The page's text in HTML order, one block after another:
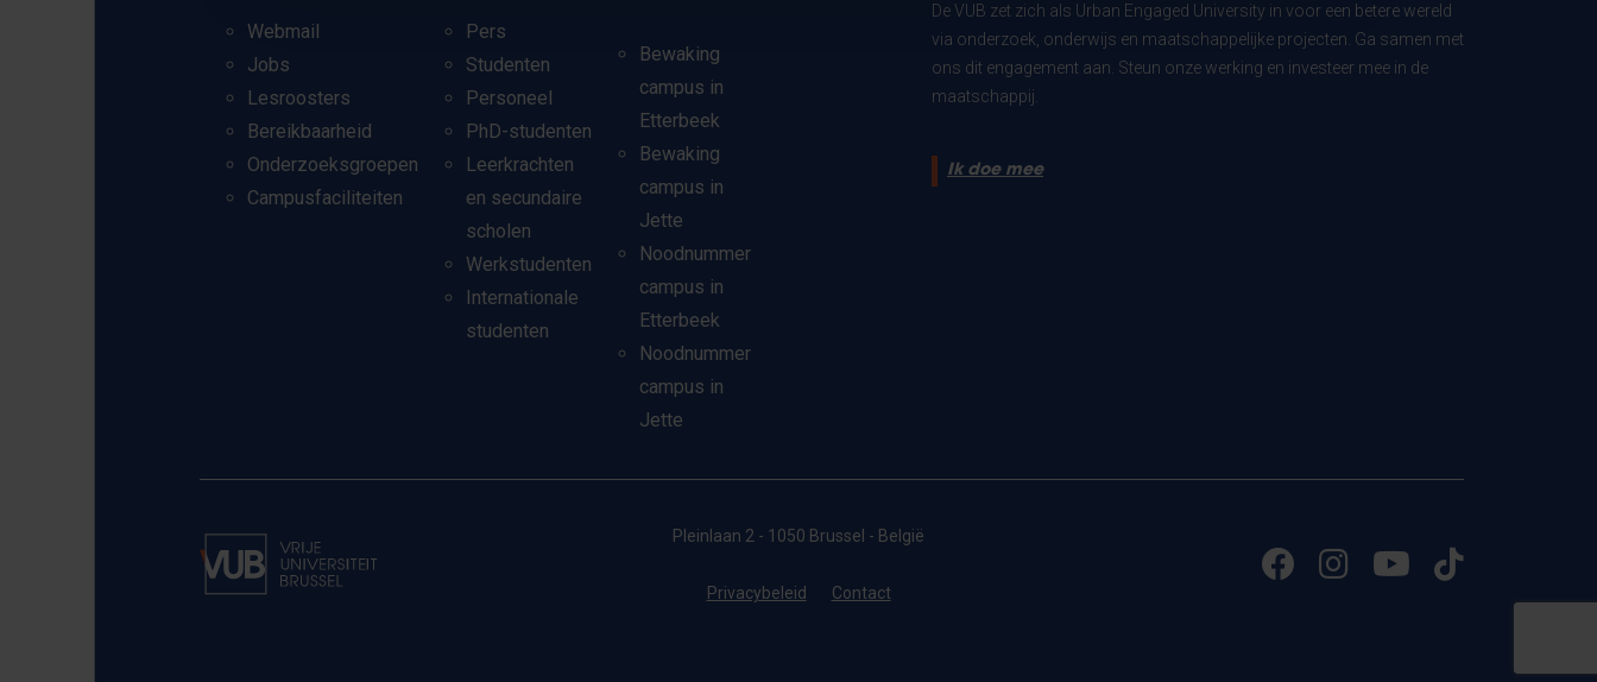
Webmail
Jobs
Lesroosters
Bereikbaarheid
Onderzoeksgroepen
Campusfaciliteiten
Pers
Studenten
Personeel
PhD-studenten
Leerkrachten
en secundaire
scholen
Werkstudenten
Internationale
studenten
Bewaking
campus in
Etterbeek
Bewaking
campus in
Jette
Noodnummer
campus in
Etterbeek
Noodnummer
campus in
Jette
De VUB zet zich als Urban Engaged University in voor een betere wereld
via onderzoek, onderwijs en maatschappelijke projecten. Ga samen met
ons dit engagement aan. Steun onze werking en investeer mee in de
maatschappij.
Ik doe mee
Pleinlaan 2 - 1050 Brussel - België
Privacybeleid Contact